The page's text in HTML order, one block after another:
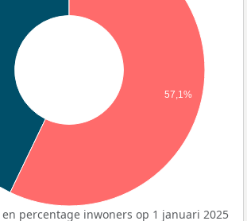
57,1%
percentage inwoners op 1 januari 2025